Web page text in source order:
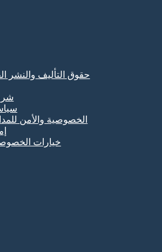
حقوق التأليف والنشر
الخصوصية والأمن
خيارات